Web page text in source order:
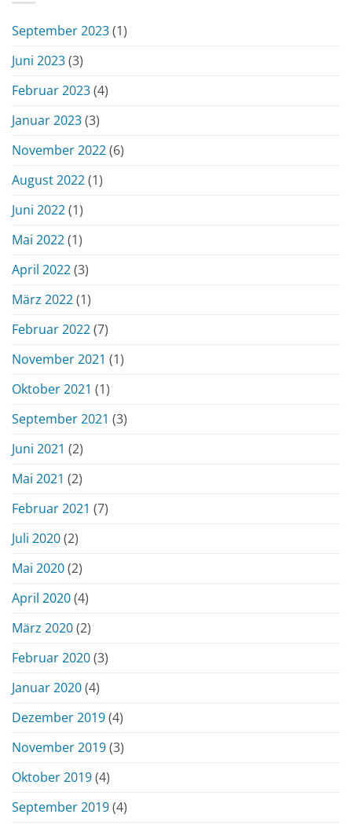
September 2023(1)
Juni 2023(3)
Februar 2023(4)
Januar 2023(3)
November 2022(6)
August 2022(1)
Juni 2022(1)
Mai 2022(1)
April 2022(3)
März 2022(1)
Februar 2022(7)
November 2021 (1)
Oktober 2021 (1)
September 2021 (3)
Juni 2021 (2)
Mai 2021 (2)
Februar 2021 (7)
Juli 2020(2)
Mai 2020(2)
April 2020(4)
März 2020(2)
Februar 2020(3)
Januar 2020(4)
Dezember 2019(4)
November 2019(3)
Oktober 2019(4)
September 2019(4)